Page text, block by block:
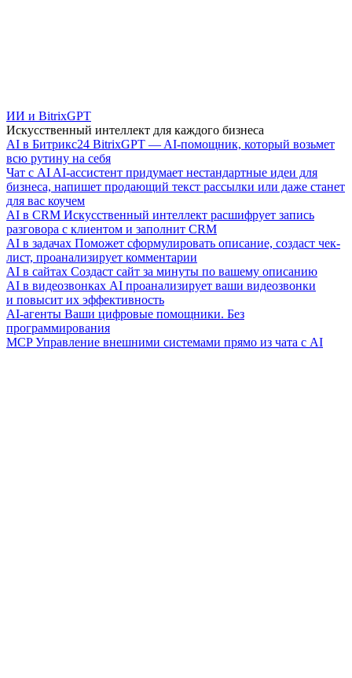
ИИ и BitrixGPT
Искусственный интеллект для каждого бизнеса
AI в Битрикс24 BitrixGPT — AI-помощник, который возьмет
всю рутину на себя
Чат с AI AI-ассистент придумает нестандартные идеи для
бизнеса, напишет продающий текст рассылки или даже станет
для вас коучем
AI в CRM Искусственный интеллект расшифрует запись
разговора с клиентом и заполнит CRM
AI в задачах Поможет сформулировать описание, создаст чек-
лист, проанализирует комментарии
AI в сайтах Создаст сайт за минуты по вашему описанию
AI в видеозвонках AI проанализирует ваши видеозвонки
и повысит их эффективность
AI-агенты Ваши цифровые помощники. Без
программирования
MCP Управление внешними системами прямо из чата с AI